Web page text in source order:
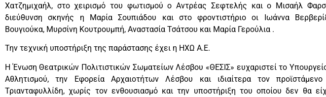
Χατζημιχαήλ, στο χειρισμό του φωτισμού ο Αντρέας Σεφτελής και ο Μισαήλ
διεύθυνση σκηνής η Μαρία Σουπιάδου και στο φροντιστήριο οι Ιωάννα
Βουγιούκα, Μυρσίνη Κουτρουμπή, Αναστασία Τσάτσου και Μαρία Γερούλια .
Την τεχνική υποστήριξη της παράστασης έχει η ΗΧΩ Α.Ε.
Η Ένωση Θεατρικών Πολιτιστικών Σωματείων Λέσβου «ΘΕΣΙΣ» ευχαριστεί το
Αθλητισμού, την Εφορεία Αρχαιοτήτων Λέσβου και ιδιαίτερα τον
Τριανταφυλλίδη, χωρίς τον ενθουσιασμό και την υποστήριξη του οποίου δεν θα